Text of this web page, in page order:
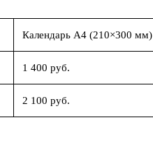
Календарь А4 (210×300 мм)
1 400 руб.
2 100 руб.